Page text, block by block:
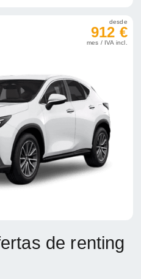
desde
912 €
mes / IVA incl.
de renting